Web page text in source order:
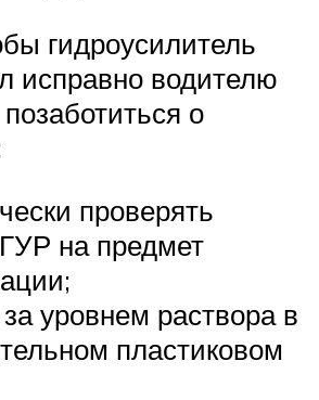
гидроусилитель
исправно водителю
о
проверять
на предмет
уровнем раствора в
пластиковом